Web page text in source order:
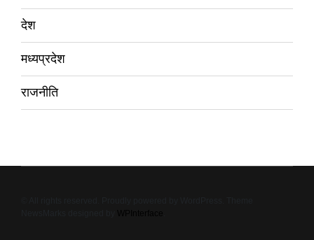
देश
मध्यप्रदेश
राजनीति